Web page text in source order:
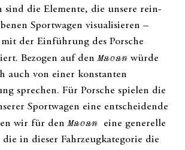
sind die Elemente, die unsere rein-
Sportwagen visualisieren –
der Einführung des Porsche
Bezogen auf denMacan würde
auch von einer konstanten
sprechen. Für Porsche spielen die
Sportwagen eine entscheidende
wir für denMacan eine generelle
in dieser Fahrzeugkategorie die